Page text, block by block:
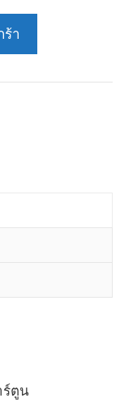
า
ร์ตูน